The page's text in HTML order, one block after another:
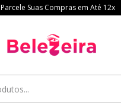
Parcele Suas Compras em Até 12x